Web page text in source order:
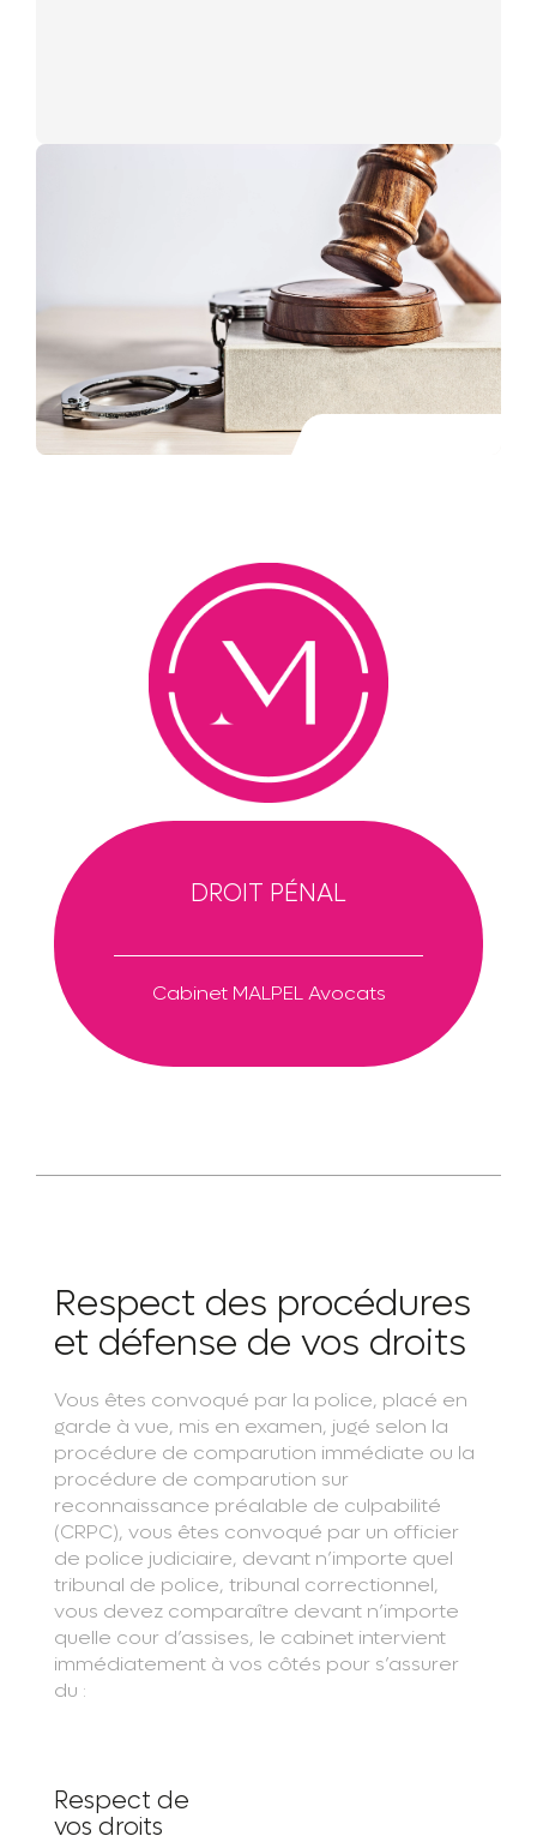
DROIT PÉNAL
Cabinet MALPEL Avocats
Respect des procédures
et défense de vos droits
Vous êtes convoqué par la police, placé en
garde à vue, mis en examen, jugé selon la
procédure de comparution immédiate ou la
procédure de comparution sur
reconnaissance préalable de culpabilité
(CRPC), vous êtes convoqué par un officier
de police judiciaire, devant n’importe quel
tribunal de police, tribunal correctionnel,
vous devez comparaître devant n’importe
quelle cour d’assises, le cabinet intervient
immédiatement à vos côtés pour s’assurer
du :
Respect de
vos droits